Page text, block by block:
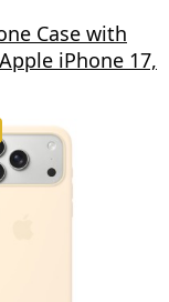
Case with
iPhone 17,